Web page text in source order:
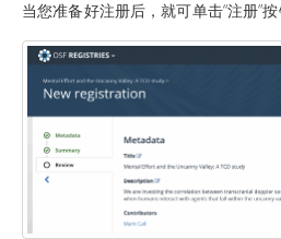
当您准备好注册后，就可单击“注册”